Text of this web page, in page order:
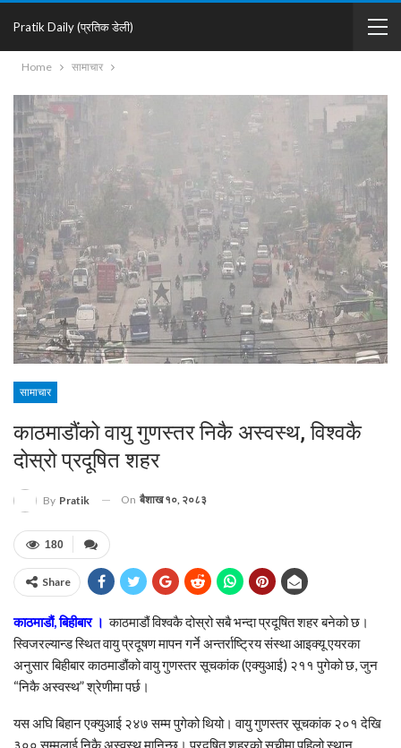
Pratik Daily (प्रतिक डेली)
Home सामाचार
सामाचार
काठमाडौंको वायु गुणस्तर निकै अस्वस्थ, विश्वकै
दोस्रो प्रदूषित शहर
By Pratik On बैशाख १०, २०८३
180
Share
काठमाडौं, बिहीबार । काठमाडौं विश्वकै दोस्रो सबै भन्दा प्रदूषित शहर बनेको छ।
स्विजरल्यान्ड स्थित वायु प्रदूषण मापन गर्ने अन्तर्राष्ट्रिय संस्था आइक्यू एयरका
अनुसार बिहीबार काठमाडौंको वायु गुणस्तर सूचकांक (एक्युआई) २११ पुगेको छ, जुन
“निकै अस्वस्थ” श्रेणीमा पर्छ।
यस अघि बिहान एक्युआई २४७ सम्म पुगेको थियो। वायु गुणस्तर सूचकांक २०१ देखि
३०० सम्मलाई निकै अस्वस्थ मानिन्छ। प्रदूषित शहरको सूचीमा पहिलो स्थान